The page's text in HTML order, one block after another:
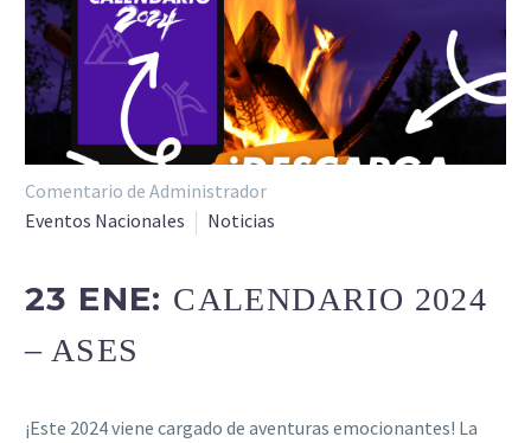
Comentario de Administrador
Eventos Nacionales
Noticias
23 ENE: CALENDARIO 2024
– ASES
¡Este 2024 viene cargado de aventuras emocionantes! La